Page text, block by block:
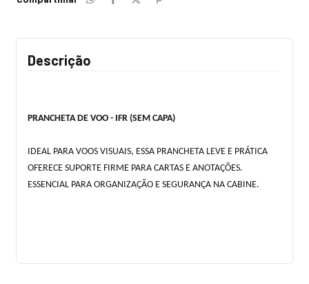
Descrição
PRANCHETA DE VOO - IFR (SEM CAPA)
IDEAL PARA VOOS VISUAIS, ESSA PRANCHETA LEVE E PRÁTICA
OFERECE SUPORTE FIRME PARA CARTAS E ANOTAÇÕES.
ESSENCIAL PARA ORGANIZAÇÃO E SEGURANÇA NA CABINE.